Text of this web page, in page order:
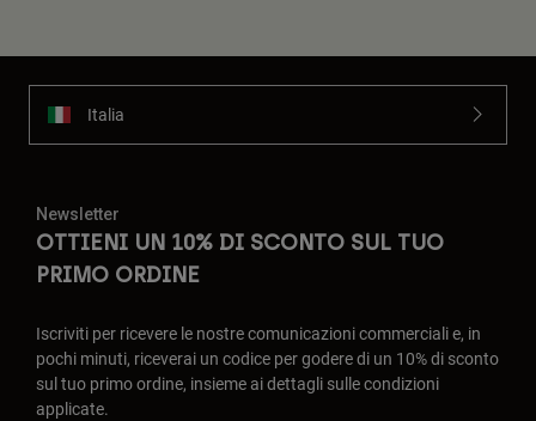
Italia
Newsletter
OTTIENI UN 10% DI SCONTO SUL TUO
PRIMO ORDINE
Iscriviti per ricevere le nostre comunicazioni commerciali e, in
pochi minuti, riceverai un codice per godere di un 10% di sconto
sul tuo primo ordine, insieme ai dettagli sulle condizioni
applicate.